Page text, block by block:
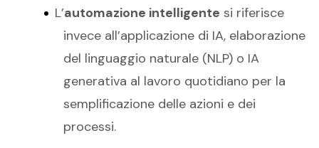
L’automazione intelligente si riferisce
invece all’applicazione di IA, elaborazione
del linguaggio naturale (NLP) o IA
generativa al lavoro quotidiano per la
semplificazione delle azioni e dei
processi.